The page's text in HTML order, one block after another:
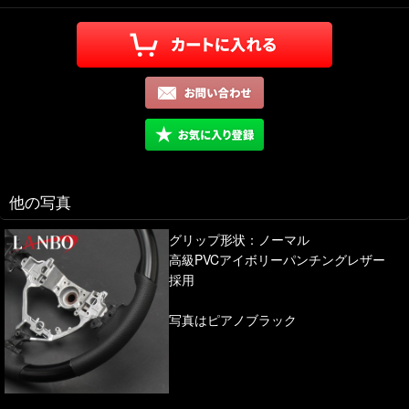
他の写真
グリップ形状：ノーマル
高級PVCアイボリーパンチングレザー
採用
写真はピアノブラック